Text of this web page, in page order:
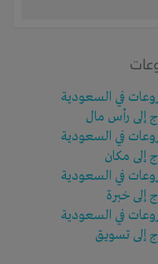
في السعودية
إلى رأس مال
في السعودية
إلى مكان
في السعودية
إلى خبرة
في السعودية
إلى تسويق